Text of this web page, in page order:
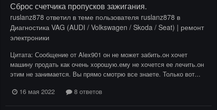
Сброс счетчика пропусков зажигания.
ruslanz878 ответил в теме пользователя ruslanz878 в
Диагностика VAG (AUDI / Volkswagen / Skoda / Seat) | ремонт
электроники
Цитата: Сообщение от Alex901 он не может забить.он хочет
машину продать как очень хорошую.ему не хочется ее лечить.он
этим не занимается. Вы прямо смотрю все знаете. Только вот...
16 мая 2022
8 ответов